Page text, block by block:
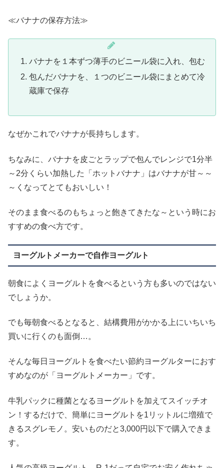
≪バナナの保存方法≫
バナナを１本ずつ薄手のビニール袋に入れ、包む
包んだバナナを、１つのビニール袋にまとめて冷
蔵庫で保存
なぜかこれでバナナが長持ちします。
ちなみに、バナナを皮ごとラップで包んでレンジで1分半
～2分くらい加熱した「ホットバナナ」はバナナが甘～～
～くなってとてもおいしい！
そのまま食べるのもちょっと飽きてきたな～という時にお
すすめの食べ方です。
ヨーグルトメーカーで自作ヨーグルト
朝食によくヨーグルトを食べるという方も多いのではない
でしょうか。
でも毎朝食べるとなると、結構費用がかかる上にいちいち
買いに行くのも面倒…。
そんな毎日ヨーグルトを食べたい節約ヨーグルターにおす
すめなのが「ヨーグルトメーカー」です。
牛乳パックに種菌となるヨーグルトを加えてスイッチオ
ン！するだけで、簡単にヨーグルトを1リットルに増殖で
きるスグレモノ。安いものだと3,000円以下で購入できま
す。